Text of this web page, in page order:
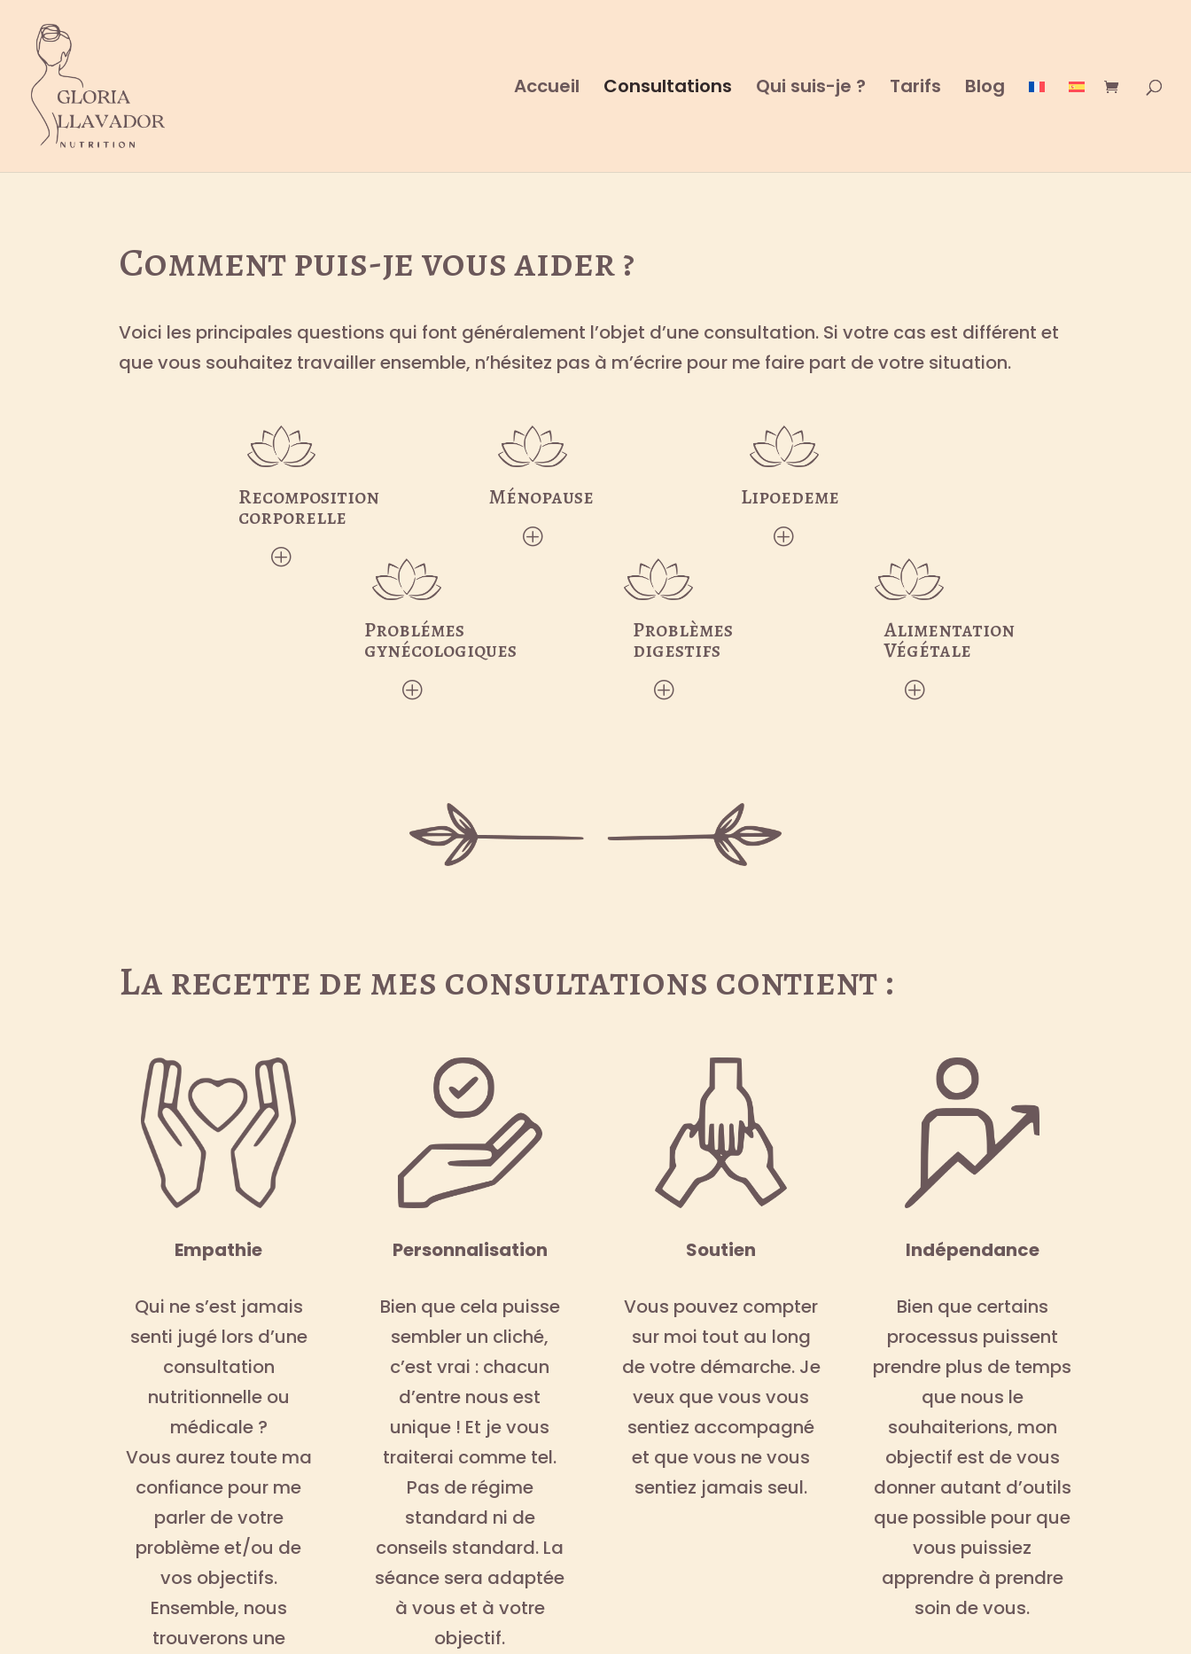
Accueil Consultations Qui suis-je ? Tarifs Blog
Comment puis-je vous aider ?
Voici les principales questions qui font généralement l’objet d’une consultation. Si votre cas est différent et
que vous souhaitez travailler ensemble, n’hésitez pas à m’écrire pour me faire part de votre situation.
Recomposition
corporelle
P
Problémes
gynécologiques
P
Ménopause
P
Problèmes
digestifs
P
Lipoedeme
P
Alimentation
Végétale
P
La recette de mes consultations contient :
Empathie
Qui ne s’est jamais
senti jugé lors d’une
consultation
nutritionnelle ou
médicale ?
Vous aurez toute ma
confiance pour me
parler de votre
problème et/ou de
vos objectifs.
Ensemble, nous
trouverons une
Personnalisation
Bien que cela puisse
sembler un cliché,
c’est vrai : chacun
d’entre nous est
unique ! Et je vous
traiterai comme tel.
Pas de régime
standard ni de
conseils standard. La
séance sera adaptée
à vous et à votre
objectif.
Soutien
Vous pouvez compter
sur moi tout au long
de votre démarche. Je
veux que vous vous
sentiez accompagné
et que vous ne vous
sentiez jamais seul.
Indépendance
Bien que certains
processus puissent
prendre plus de temps
que nous le
souhaiterions, mon
objectif est de vous
donner autant d’outils
que possible pour que
vous puissiez
apprendre à prendre
soin de vous.